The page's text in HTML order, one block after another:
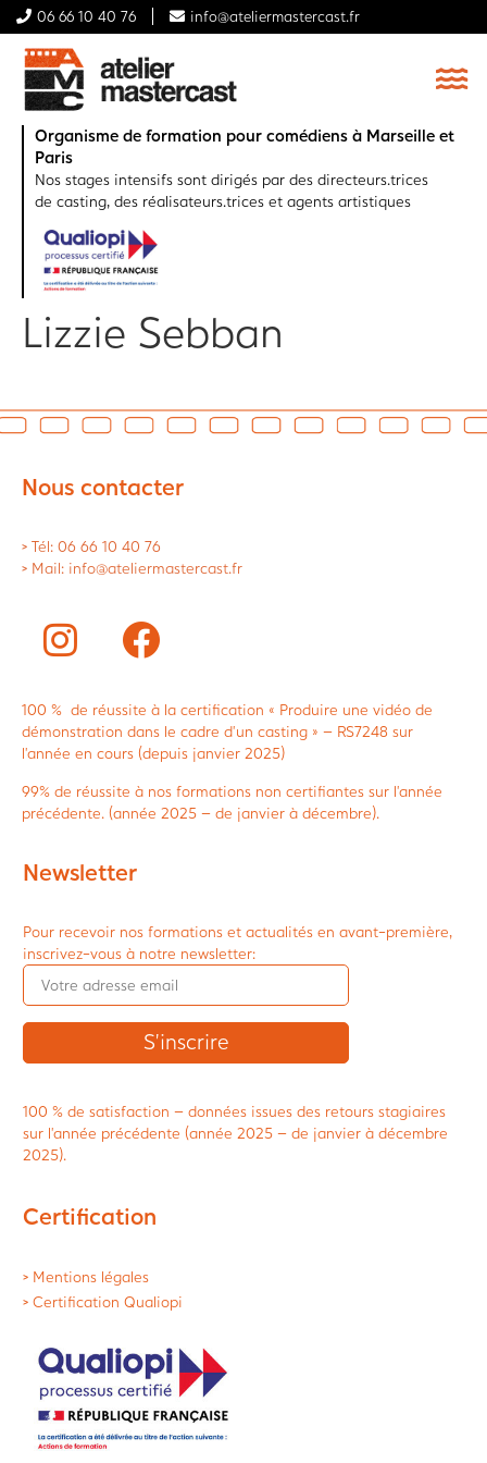
06 66 10 40 76 info@ateliermastercast.fr
Organisme de formation pour comédiens à Marseille et
Paris
Nos stages intensifs sont dirigés par des directeurs.trices
de casting, des réalisateurs.trices et agents artistiques
Lizzie Sebban
Nous contacter
> Tél: 06 66 10 40 76
> Mail: info@ateliermastercast.fr
100 % de réussite à la certification « Produire une vidéo de
démonstration dans le cadre d’un casting » – RS7248 sur
l’année en cours (depuis janvier 2025)
99% de réussite à nos formations non certifiantes sur l’année
précédente. (année 2025 – de janvier à décembre).
Newsletter
Pour recevoir nos formations et actualités en avant-première,
inscrivez-vous à notre newsletter:
100 % de satisfaction – données issues des retours stagiaires
sur l’année précédente (année 2025 – de janvier à décembre
2025).
Certification
> Mentions légales
> Certification Qualiopi